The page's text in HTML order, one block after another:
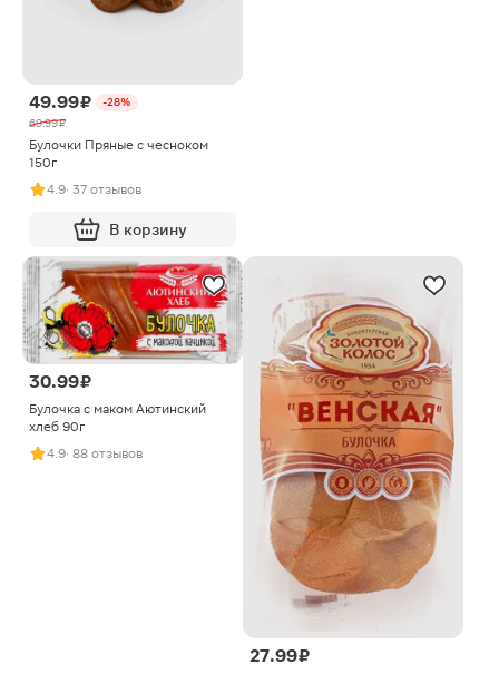
49.99 ₽
-28%
69.99 ₽
Булочки Пряные с чесноком
150г
4.9· 37 отзывов
В корзину
30.99 ₽
Булочка с маком Аютинский
хлеб 90г
4.9· 88 отзывов
27.99 ₽